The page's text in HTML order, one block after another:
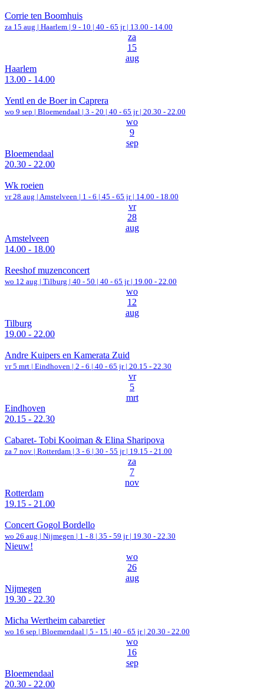
Corrie ten Boomhuis
za 15 aug | Haarlem | 9 - 10 | 40 - 65 jr | 13.00 - 14.00
za
15
aug
Haarlem
13.00 - 14.00
Yentl en de Boer in Caprera
wo 9 sep | Bloemendaal | 3 - 20 | 40 - 65 jr | 20.30 - 22.00
wo
9
sep
Bloemendaal
20.30 - 22.00
Wk roeien
vr 28 aug | Amstelveen | 1 - 6 | 45 - 65 jr | 14.00 - 18.00
vr
28
aug
Amstelveen
14.00 - 18.00
Reeshof muzenconcert
wo 12 aug | Tilburg | 40 - 50 | 40 - 65 jr | 19.00 - 22.00
wo
12
aug
Tilburg
19.00 - 22.00
Andre Kuipers en Kamerata Zuid
vr 5 mrt | Eindhoven | 2 - 6 | 40 - 65 jr | 20.15 - 22.30
vr
5
mrt
Eindhoven
20.15 - 22.30
Cabaret- Tobi Kooiman & Elina Sharipova
za 7 nov | Rotterdam | 3 - 6 | 30 - 55 jr | 19.15 - 21.00
za
7
nov
Rotterdam
19.15 - 21.00
Concert Gogol Bordello
wo 26 aug | Nijmegen | 1 - 8 | 35 - 59 jr | 19.30 - 22.30
Nieuw!
wo
26
aug
Nijmegen
19.30 - 22.30
Micha Wertheim cabaretier
wo 16 sep | Bloemendaal | 5 - 15 | 40 - 65 jr | 20.30 - 22.00
wo
16
sep
Bloemendaal
20.30 - 22.00